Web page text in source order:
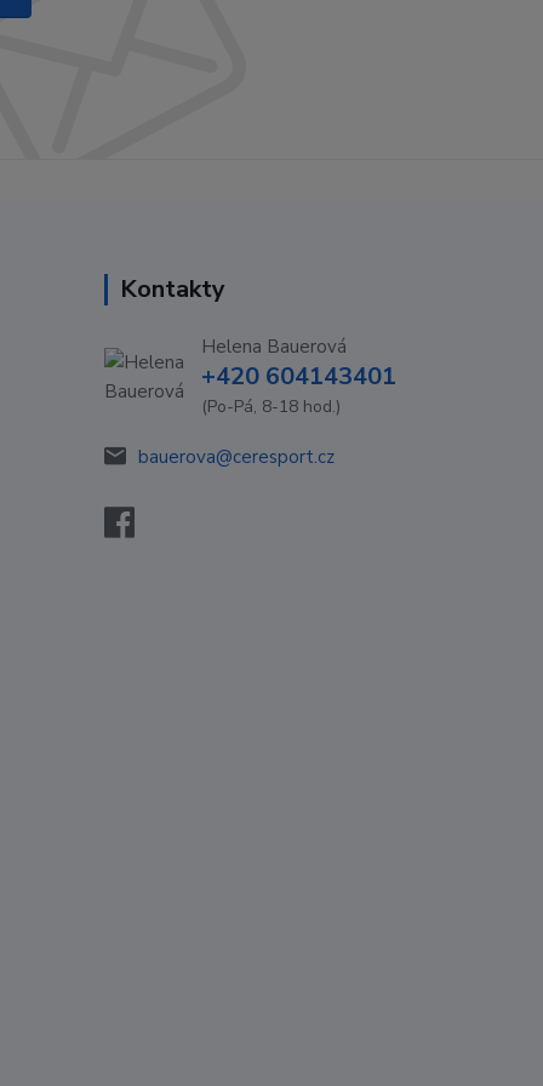
Kontakty
Helena Bauerová
+420 604143401
(Po-Pá, 8-18 hod.)
bauerova@ceresport.cz